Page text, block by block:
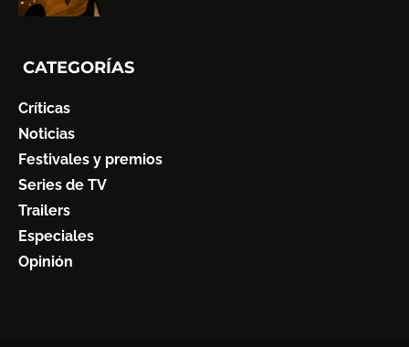
CATEGORÍAS
Críticas
Noticias
Festivales y premios
Series de TV
Trailers
Especiales
Opinión